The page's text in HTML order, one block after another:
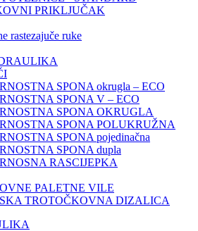
PRIKLJUČAK
rastezajuče ruke
SPONA okrugla – ECO
SPONA V – ECO
SPONA OKRUGLA
SPONA POLUKRUŽNA
SPONA pojedinačna
SPONA dupla
RASCIJEPKA
PALETNE VILE
TROTOČKOVNA DIZALICA